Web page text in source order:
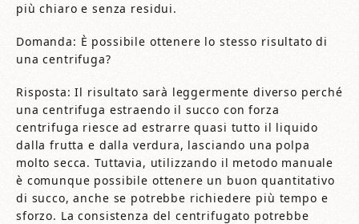
più chiaro e senza residui.
Domanda: È possibile ottenere lo stesso risultato di
una centrifuga?
Risposta: Il risultato sarà leggermente diverso perché
una centrifuga estraendo il succo con forza
centrifuga riesce ad estrarre quasi tutto il liquido
dalla frutta e dalla verdura, lasciando una polpa
molto secca. Tuttavia, utilizzando il metodo manuale
è comunque possibile ottenere un buon quantitativo
di succo, anche se potrebbe richiedere più tempo e
sforzo. La consistenza del centrifugato potrebbe